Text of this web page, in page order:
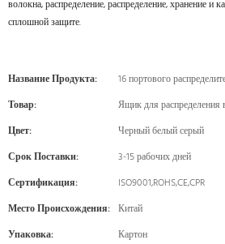
волокна, распределение, распределение, хранение и
сплошной защите.
Название Продукта:
16 портового
Товар:
Ящик для распределения
Цвет:
Черный белый серый
Срок Поставки:
3-15 рабочих дней
Сертификация:
ISO9001,ROHS,CE,CPR
Место Происхождения: Китай
Упаковка:
Картон